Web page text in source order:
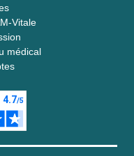
Vitale
médical